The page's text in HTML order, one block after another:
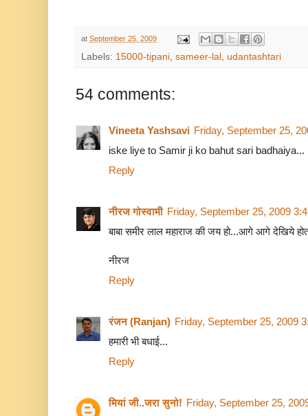
at September 25, 2009
Labels: 15000-tipani, sameer-lal , udantashtari
54 comments:
Vineeta Yashsavi Friday, September 25,
iske liye to Samir ji ko bahut sari badhaiya...
Reply
नीरज गोस्वामी Friday, September 25, 2009
बाबा समीर लाल महाराज की जय हो...आगे आगे देखिये
नीरज
Reply
रंजन (Ranjan) Friday, September 25, 2009
हमारी भी बधाई...
Reply
मियां जी..जरा सुनो! Friday, September 25,